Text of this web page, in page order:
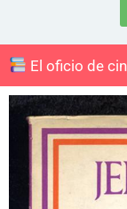
El oficio de